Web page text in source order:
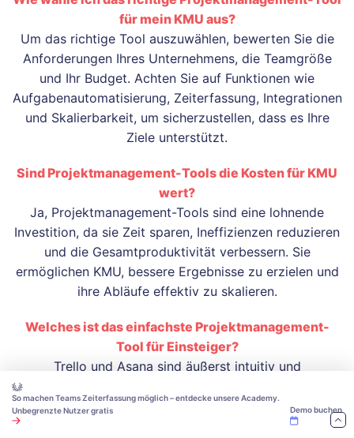
für mein KMU aus?
Um das richtige Tool auszuwählen, bewerten Sie die
Anforderungen Ihres Unternehmens, die Teamgröße
und Ihr Budget. Achten Sie auf Funktionen wie
Aufgabenautomatisierung, Zeiterfassung, Integrationen
und Skalierbarkeit, um sicherzustellen, dass es Ihre
Ziele unterstützt.
Sind Projektmanagement-Tools die Kosten für KMU
wert?
Ja, Projektmanagement-Tools sind eine lohnende
Investition, da sie Zeit sparen, Ineffizienzen reduzieren
und die Gesamtproduktivität verbessern. Sie
ermöglichen KMU, bessere Ergebnisse zu erzielen und
ihre Abläufe effektiv zu skalieren.
Welches ist das einfachste Projektmanagement-
Tool für Einsteiger?
Trello und Asana sind äußerst intuitiv und
einsteigerfreundlich, was sie ideal für KMU macht, die
gerade erst mit Projektmanagement-Tools beginnen.
Ihre einfachen Benutzeroberflächen und umfassenden
So machen Teams Zeiterfassung möglich – entdecke unsere Academy.
Unbegrenzte Nutzer gratis
Demo buchen